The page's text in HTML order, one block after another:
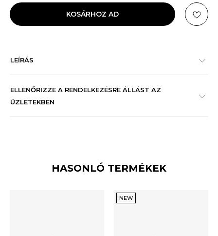
KOSÁRHOZ AD
LEÍRÁS
ELLENŐRIZZE A RENDELKEZÉSRE ÁLLÁST AZ
ÜZLETEKBEN
HASONLÓ TERMÉKEK
NEW